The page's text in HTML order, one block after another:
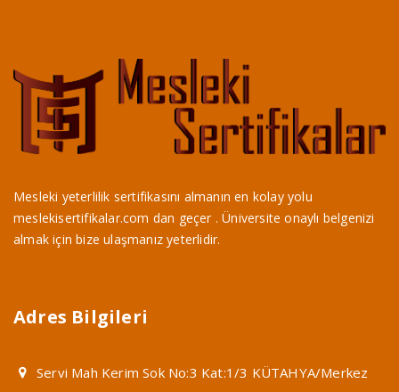
Mesleki yeterlilik sertifikasını almanın en kolay yolu
meslekisertifikalar.com dan geçer . Üniversite onaylı belgenizi
almak için bize ulaşmanız yeterlidir.
Adres Bilgileri
Servi Mah Kerim Sok No:3 Kat:1/3 KÜTAHYA/Merkez